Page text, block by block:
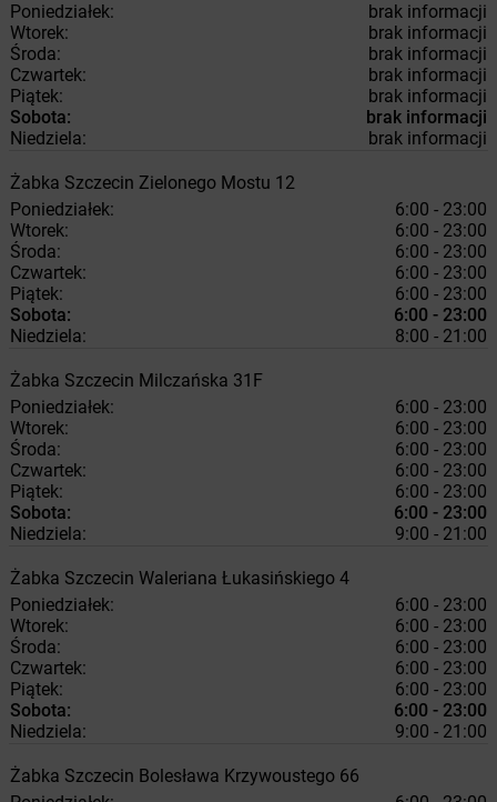
Poniedziałek:
brak informacji
Wtorek:
brak informacji
Środa:
brak informacji
Czwartek:
brak informacji
Piątek:
brak informacji
Sobota:
brak informacji
Niedziela:
brak informacji
Żabka Szczecin Zielonego Mostu 12
Poniedziałek:
6:00 - 23:00
Wtorek:
6:00 - 23:00
Środa:
6:00 - 23:00
Czwartek:
6:00 - 23:00
Piątek:
6:00 - 23:00
Sobota:
6:00 - 23:00
Niedziela:
8:00 - 21:00
Żabka Szczecin Milczańska 31F
Poniedziałek:
6:00 - 23:00
Wtorek:
6:00 - 23:00
Środa:
6:00 - 23:00
Czwartek:
6:00 - 23:00
Piątek:
6:00 - 23:00
Sobota:
6:00 - 23:00
Niedziela:
9:00 - 21:00
Żabka Szczecin Waleriana Łukasińskiego 4
Poniedziałek:
6:00 - 23:00
Wtorek:
6:00 - 23:00
Środa:
6:00 - 23:00
Czwartek:
6:00 - 23:00
Piątek:
6:00 - 23:00
Sobota:
6:00 - 23:00
Niedziela:
9:00 - 21:00
Żabka Szczecin Bolesława Krzywoustego 66